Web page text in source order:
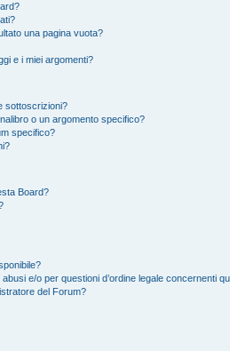
una pagina vuota?
e i miei argomenti?
sottoscrizioni?
o un argomento specifico?
specifico?
Board?
e/o per questioni d’ordine legale concernenti
del Forum?